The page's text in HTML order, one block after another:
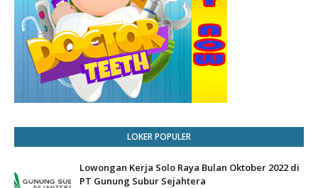
LOKER POPULER
Lowongan Kerja Solo Raya Bulan Oktober 2022 di
PT Gunung Subur Sejahtera